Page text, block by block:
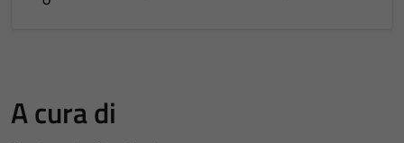
A cura di